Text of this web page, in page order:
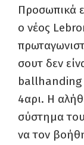
Προσωπικά
ο νέος
σουτ δεν
ballhanding
4αρι. Η
σύστημα του
να τον